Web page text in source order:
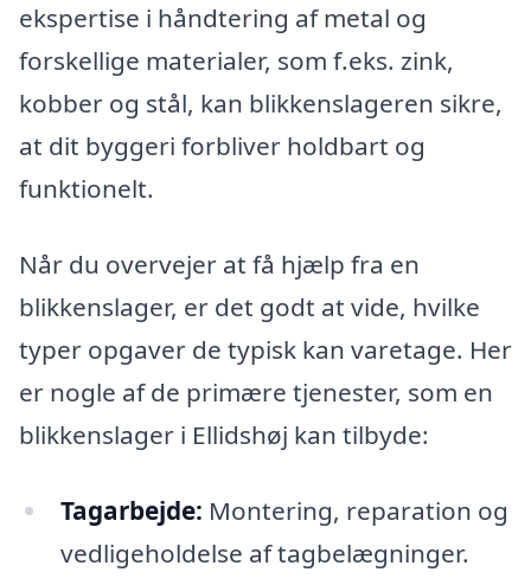
ekspertise i håndtering af metal og
forskellige materialer, som f.eks. zink,
kobber og stål, kan blikkenslageren sikre,
at dit byggeri forbliver holdbart og
funktionelt.
Når du overvejer at få hjælp fra en
blikkenslager, er det godt at vide, hvilke
typer opgaver de typisk kan varetage. Her
er nogle af de primære tjenester, som en
blikkenslager i Ellidshøj kan tilbyde:
Tagarbejde: Montering, reparation og
vedligeholdelse af tagbelægninger.